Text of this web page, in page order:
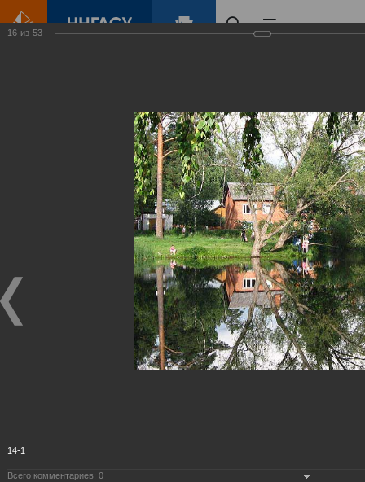
Виртуальные
выставки
(фотоальбомы)
16 из 53
14-1
Всего комментариев: 0